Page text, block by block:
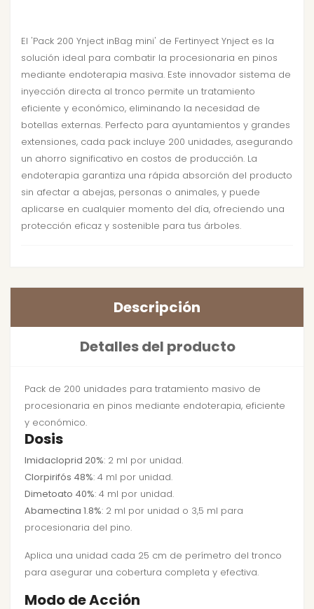
El 'Pack 200 Ynject inBag mini' de Fertinyect Ynject es la
solución ideal para combatir la procesionaria en pinos
mediante endoterapia masiva. Este innovador sistema de
inyección directa al tronco permite un tratamiento
eficiente y económico, eliminando la necesidad de
botellas externas. Perfecto para ayuntamientos y grandes
extensiones, cada pack incluye 200 unidades, asegurando
un ahorro significativo en costos de producción. La
endoterapia garantiza una rápida absorción del producto
sin afectar a abejas, personas o animales, y puede
aplicarse en cualquier momento del día, ofreciendo una
protección eficaz y sostenible para tus árboles.
Descripción
Detalles del producto
Pack de 200 unidades para tratamiento masivo de
procesionaria en pinos mediante endoterapia, eficiente
y económico.
Dosis
Imidacloprid 20%: 2 ml por unidad.
Clorpirifós 48%: 4 ml por unidad.
Dimetoato 40%: 4 ml por unidad.
Abamectina 1.8%: 2 ml por unidad o 3,5 ml para
procesionaria del pino.
Aplica una unidad cada 25 cm de perímetro del tronco
para asegurar una cobertura completa y efectiva.
Modo de Acción